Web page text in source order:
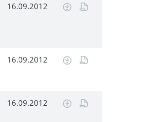
16.09.2012
16.09.2012
16.09.2012